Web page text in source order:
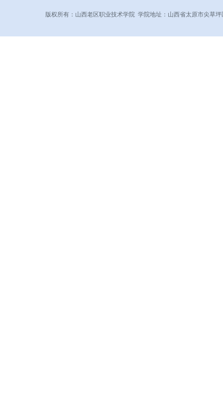
版权所有：山西老区职业技术学院 学院地址：山西省太原市尖草